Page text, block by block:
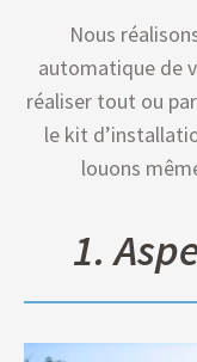
Nous
automatique de
réaliser tout ou
le kit
louons
1.